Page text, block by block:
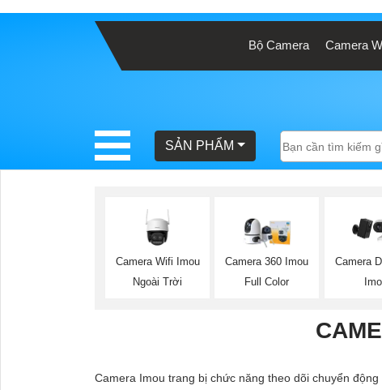
Bộ Camera Camera
SẢN PHẨM
Camera Wifi Imou
Ngoài Trời
Camera 360 Imou
Full Color
Camera
Camera Imou trang bị chức năng theo dõi chuyển